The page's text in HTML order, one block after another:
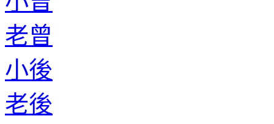
老曾
小後
老後